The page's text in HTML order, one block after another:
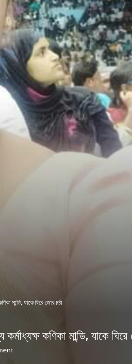
মান্ডি, যাকে ঘিরে জোর চর্চা
কণিকা মান্ডি, যাকে ঘিরে